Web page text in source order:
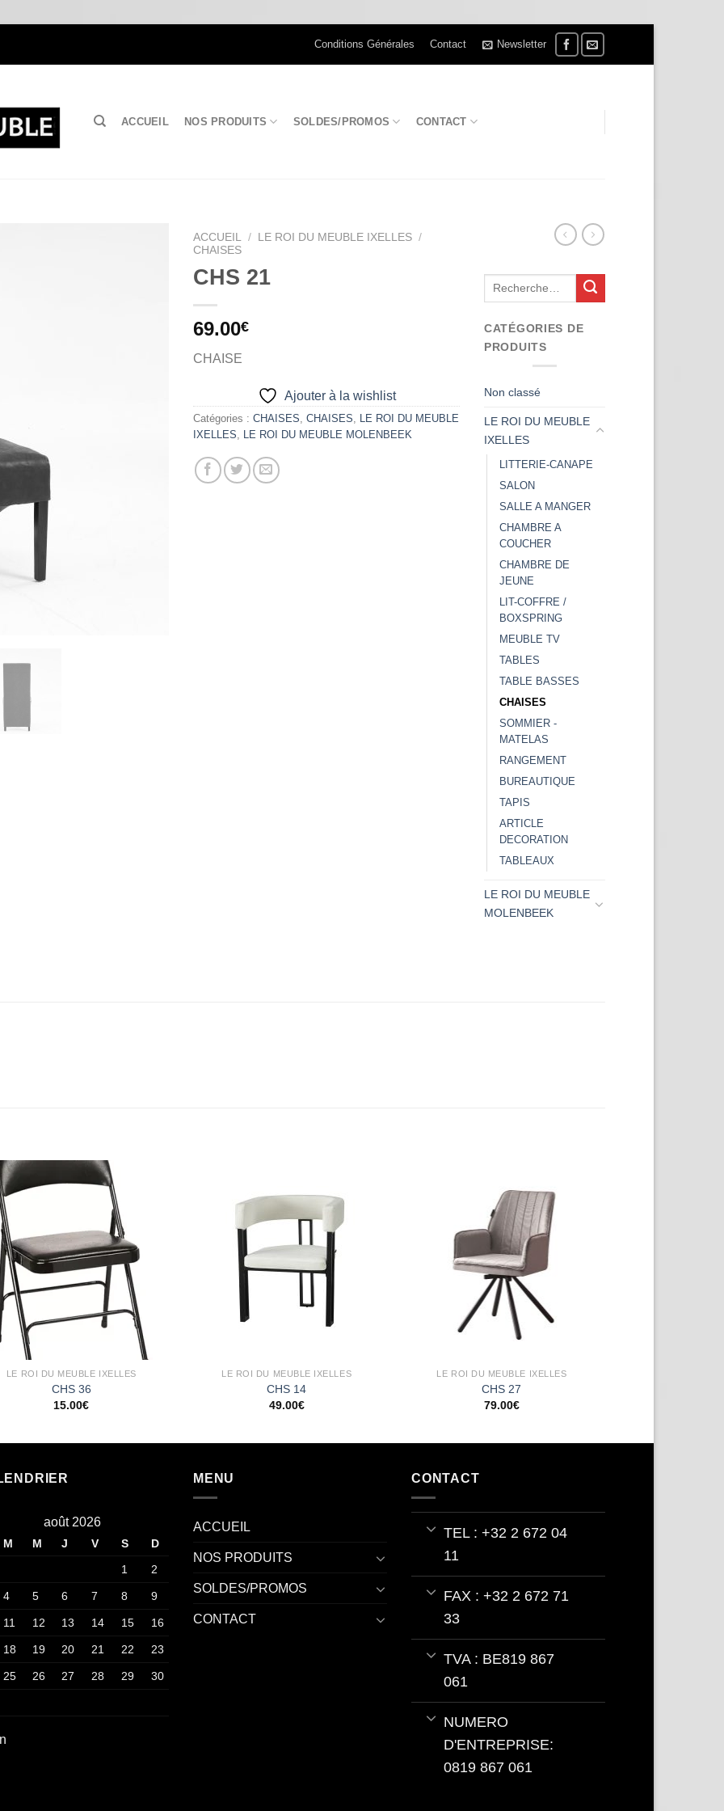
Conditions Générales Contact Newsletter
ACCUEIL NOS PRODUITS SOLDES/PROMOS CONTACT
ACCUEIL / LE ROI DU MEUBLE IXELLES /
CHAISES
CHS 21
69.00€
CHAISE
Ajouter à la wishlist
Catégories : CHAISES CHAISES
LE ROI DU MEUBLE
IXELLES
LE ROI DU MEUBLE MOLENBEEK
CATÉGORIES DE
PRODUITS
Non classé
LE ROI DU MEUBLE
IXELLES
LITTERIE-CANAPE
SALON
SALLE A MANGER
CHAMBRE A
COUCHER
CHAMBRE DE
JEUNE
LIT-COFFRE /
BOXSPRING
MEUBLE TV
TABLES
TABLE BASSES
CHAISES
SOMMIER -
MATELAS
RANGEMENT
BUREAUTIQUE
TAPIS
ARTICLE
DECORATION
TABLEAUX
LE ROI DU MEUBLE
MOLENBEEK
LE ROI DU MEUBLE IXELLES
CHS 36
15.00€
wishlist
LE ROI DU MEUBLE IXELLES
CHS 14
49.00€
LE ROI DU MEUBLE IXELLES
CHS 27
79.00€
août 2026
M M J V S
D
1
2
4 5 6 7 8 9
11 12 13 14 15 16
18 19 20 21 22 23
25 26 27 28 29 30
MENU
ACCUEIL
NOS PRODUITS
SOLDES/PROMOS
CONTACT
CONTACT
TEL : +32 2 672 04
11
FAX : +32 2 672 71
33
TVA : BE819 867
061
NUMERO
D'ENTREPRISE:
0819 867 061